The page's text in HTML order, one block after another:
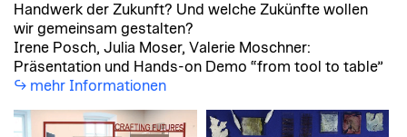
Handwerk der Zukunft? Und welche Zukünfte wollen
wir gemeinsam gestalten?
Irene Posch, Julia Moser, Valerie Moschner:
Präsentation und Hands-on Demo “from tool to table”
mehr Informationen